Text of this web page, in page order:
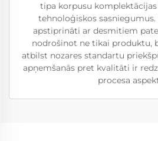
tipa korpusu
tehnoloģiskos
apstiprināti ar desmitiem
nodrošinot ne tikai produktu,
atbilst nozares standartu
apņemšanās pret kvalitāti ir
procesa